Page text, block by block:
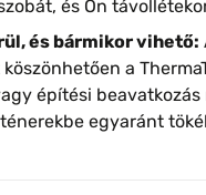
és Ön
és bármikor vihető:
a
építési
egyaránt